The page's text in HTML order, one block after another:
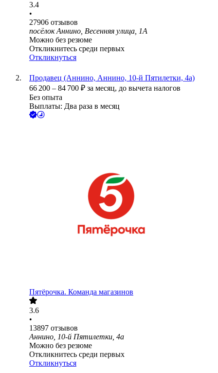
3.4
•
27906 отзывов
посёлок Аннино, Весенняя улица, 1А
Можно без резюме
Откликнитесь среди первых
Откликнуться
Продавец (Аннино, Аннино, 10-й Пятилетки, 4а)
66 200 – 84 700 ₽ за месяц, до вычета налогов
Без опыта
Выплаты: Два раза в месяц
Пятёрочка. Команда магазинов
3.6
•
13897 отзывов
Аннино, 10-й Пятилетки, 4а
Можно без резюме
Откликнитесь среди первых
Откликнуться